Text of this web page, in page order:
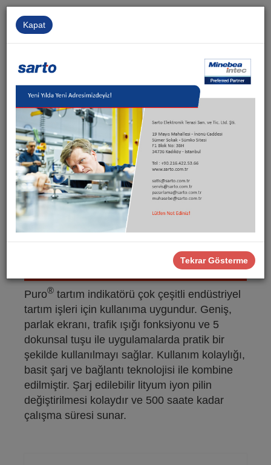
İletişim
Kapat
Tekrar Gösterme
Sarto Ürünler
Puro Serisi Teraziler
Tartım İndikatörleri
Puro® tartım indikatörü çok çeşitli endüstriyel
tartım işleri için kullanıma uygundur. Geniş,
parlak ekranı, trafik ışığı fonksiyonu ve 5
dokunsal tuşu ile uygulamalarda pratik bir
şekilde kullanılmayı sağlar. Kullanım kolaylığı,
basit şarj ve bağlantı teknolojisi ile kombine
edilmiştir. Şarj edilebilir lityum iyon pilin
değiştirilmesi kolaydır ve 500 saate kadar
çalışma süresi sunar.